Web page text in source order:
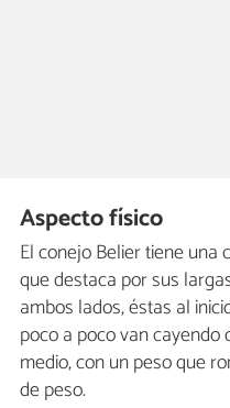
Aspecto físico
El conejo Belier tiene una
que destaca por sus
ambos lados, éstas al
poco a poco van
medio, con un peso que
de peso.